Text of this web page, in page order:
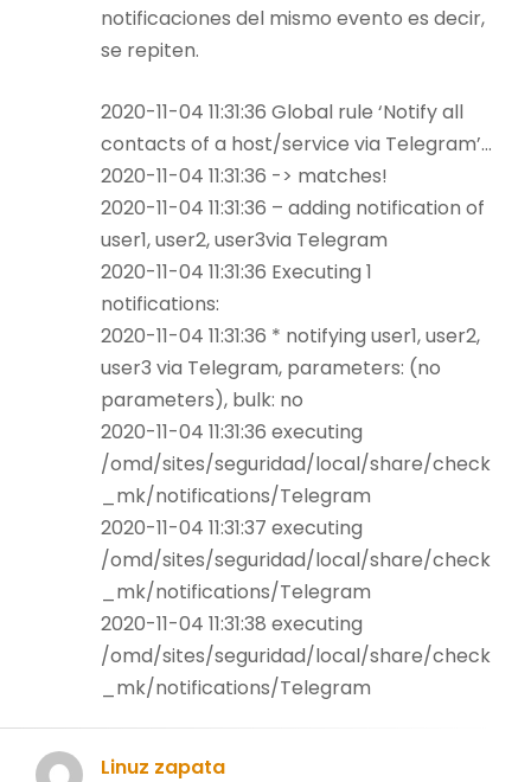
notificaciones del mismo evento es decir,
se repiten.
2020-11-04 11:31:36 Global rule ‘Notify all
contacts of a host/service via Telegram’…
2020-11-04 11:31:36 -> matches!
2020-11-04 11:31:36 – adding notification of
user1, user2, user3via Telegram
2020-11-04 11:31:36 Executing 1
notifications:
2020-11-04 11:31:36 * notifying user1, user2,
user3 via Telegram, parameters: (no
parameters), bulk: no
2020-11-04 11:31:36 executing
/omd/sites/seguridad/local/share/check
_mk/notifications/Telegram
2020-11-04 11:31:37 executing
/omd/sites/seguridad/local/share/check
_mk/notifications/Telegram
2020-11-04 11:31:38 executing
/omd/sites/seguridad/local/share/check
_mk/notifications/Telegram
Linuz zapata